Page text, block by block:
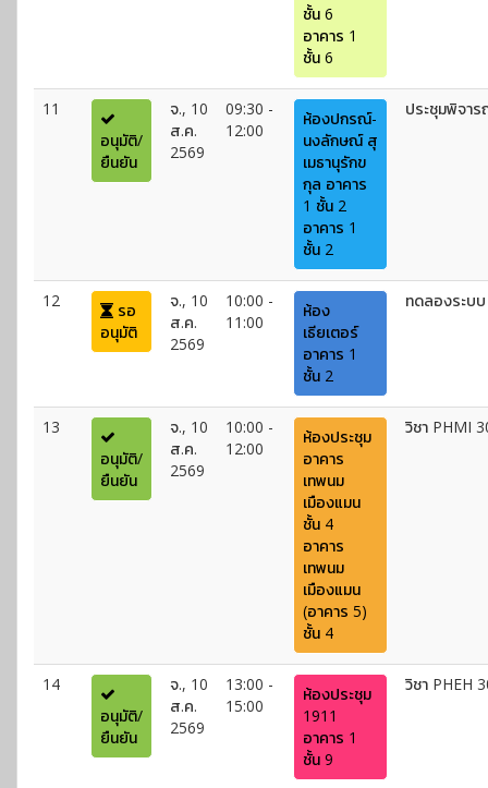
ชั้น 6
อาคาร 1
ชั้น 6
11
อนุมัติ/
ยืนยัน
จ., 10
ส.ค.
2569
09:30 -
12:00
ห้องปกรณ์-
นงลักษณ์ สุ
เมธานุรักข
กุล อาคาร
1 ชั้น 2
อาคาร 1
ชั้น 2
ประชุมพิจาร
12
รอ
อนุมัติ
จ., 10
ส.ค.
2569
10:00 -
11:00
ห้อง
เธียเตอร์
อาคาร 1
ชั้น 2
ทดลองระบ
13
อนุมัติ/
ยืนยัน
จ., 10
ส.ค.
2569
10:00 -
12:00
ห้องประชุม
อาคาร
เทพนม
เมืองแมน
ชั้น 4
อาคาร
เทพนม
เมืองแมน
(อาคาร 5)
ชั้น 4
วิชา PHMI
14
อนุมัติ/
ยืนยัน
จ., 10
ส.ค.
2569
13:00 -
15:00
ห้องประชุม
1911
อาคาร 1
ชั้น 9
วิชา PHEH